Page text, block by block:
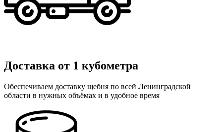
Доставка от 1 кубометра
Обеспечиваем доставку щебня по всей Ленинградской
области в нужных объёмах и в удобное время